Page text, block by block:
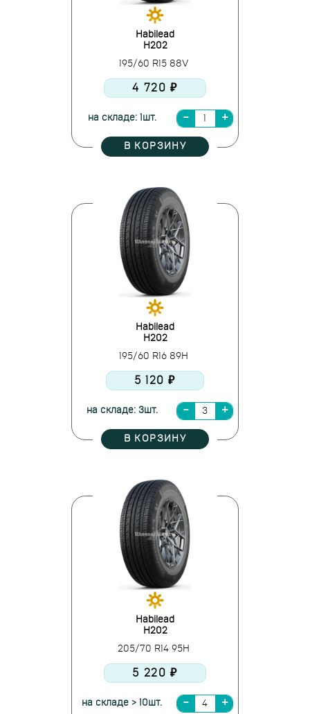
Habilead
H202
195/60 R15 88V
4 720 ₽
на складе: 1шт.
В КОРЗИНУ
Habilead
H202
195/60 R16 89H
5 120 ₽
на складе: 3шт.
В КОРЗИНУ
Habilead
H202
205/70 R14 95H
5 220 ₽
на складе > 10шт.